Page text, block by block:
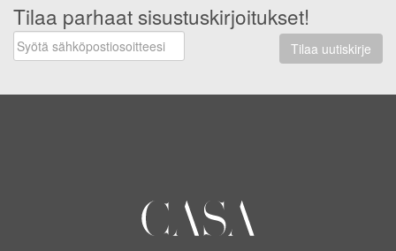
Tilaa parhaat sisustuskirjoitukset!
Tilaa uutiskirje